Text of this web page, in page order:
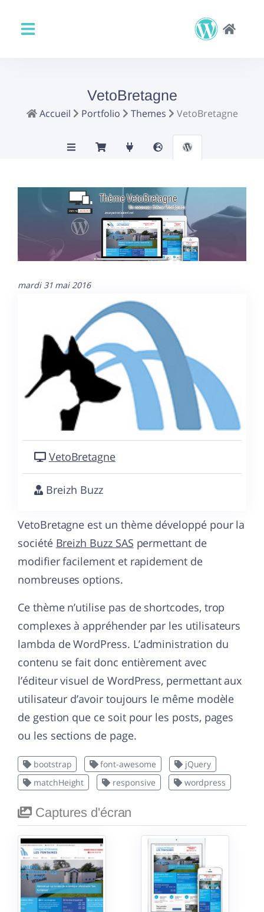
VetoBretagne
Accueil Portfolio Themes VetoBretagne
mardi 31 mai 2016
VetoBretagne
Breizh Buzz
VetoBretagne est un thème développé pour la
société Breizh Buzz SAS permettant de
modifier facilement et rapidement de
nombreuses options.
Ce thème n’utilise pas de shortcodes, trop
complexes à appréhender par les utilisateurs
lambda de WordPress. L’administration du
contenu se fait donc entièrement avec
l’éditeur visuel de WordPress, permettant aux
utilisateur d’avoir toujours le même modèle
de gestion que ce soit pour les posts, pages
ou les sections de page.
bootstrap font-awesome
jQuery
matchHeight
responsive wordpress
Captures d'écran